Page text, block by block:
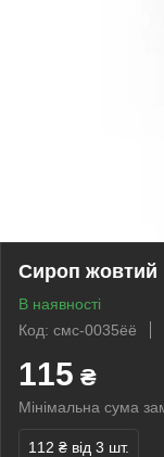
Сироп жовтий
В наявності
Код: смс-0035ёё
115 ₴
Мінімальна сума
112 ₴ від 3 шт.